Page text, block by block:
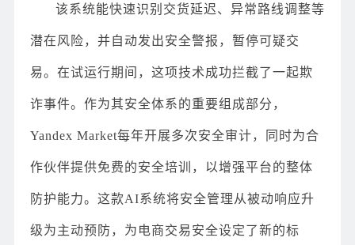
该系统能快速识别交货延迟、异常路线调整等
潜在风险，并自动发出安全警报，暂停可疑交
易。在试运行期间，这项技术成功拦截了一起欺
诈事件。作为其安全体系的重要组成部分，
Yandex Market每年开展多次安全审计，同时为合
作伙伴提供免费的安全培训，以增强平台的整体
防护能力。这款AI系统将安全管理从被动响应升
级为主动预防，为电商交易安全设定了新的标